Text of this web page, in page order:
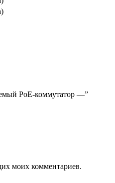
PoE-коммутатор —”
моих комментариев.